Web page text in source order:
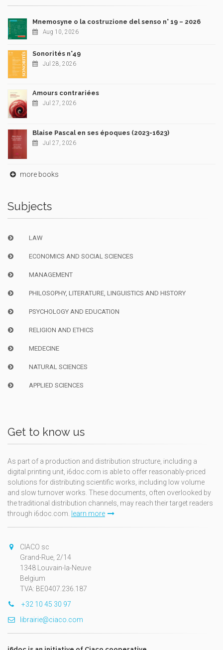
Mnemosyne o la costruzione del senso n° 19 – 2026
Aug 10, 2026
Sonorités n°49
Jul 28, 2026
Amours contrariées
Jul 27, 2026
Blaise Pascal en ses époques (2023-1623)
Jul 27, 2026
more books
Subjects
LAW
ECONOMICS AND SOCIAL SCIENCES
MANAGEMENT
PHILOSOPHY, LITERATURE, LINGUISTICS AND HISTORY
PSYCHOLOGY AND EDUCATION
RELIGION AND ETHICS
MEDECINE
NATURAL SCIENCES
APPLIED SCIENCES
Get to know us
As part of a production and distribution structure, including a
digital printing unit, i6doc.com is able to offer reasonably-priced
solutions for distributing scientific works, including low volume
and slow turnover works. These documents, often overlooked by
the traditional distribution channels, may reach their target readers
through i6doc.com. learn more
CIACO sc
Grand-Rue, 2/14
1348 Louvain-la-Neuve
Belgium
TVA: BE0407.236.187
+32 10 45 30 97
librairie@ciaco.com